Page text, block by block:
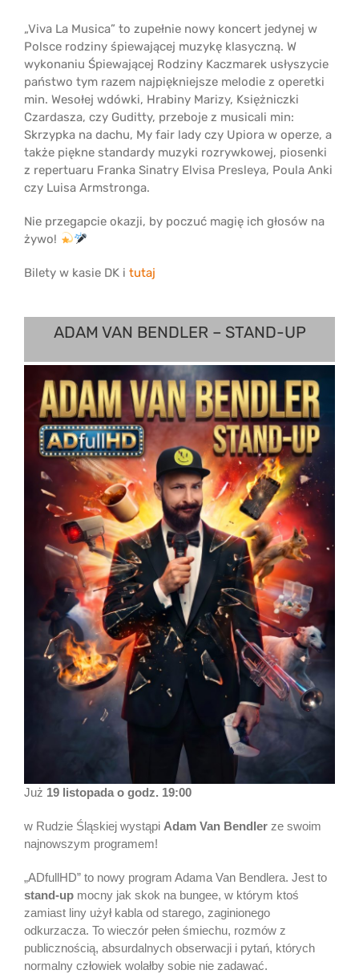
„Viva La Musica” to zupełnie nowy koncert jedynej w
Polsce rodziny śpiewającej muzykę klasyczną. W
wykonaniu Śpiewającej Rodziny Kaczmarek usłyszycie
państwo tym razem najpiękniejsze melodie z operetki
min. Wesołej wdówki, Hrabiny Marizy, Księżniczki
Czardasza, czy Guditty, przeboje z musicali min:
Skrzypka na dachu, My fair lady czy Upiora w operze, a
także piękne standardy muzyki rozrywkowej, piosenki
z repertuaru Franka Sinatry Elvisa Presleya, Poula Anki
czy Luisa Armstronga.
Nie przegapcie okazji, by poczuć magię ich głosów na
żywo!
Bilety w kasie DK i tutaj
ADAM VAN BENDLER – STAND-UP
Już 19 listopada o godz. 19:00
w Rudzie Śląskiej wystąpi Adam Van Bendlerze swoim
najnowszym programem!
„ADfullHD” to nowy program Adama Van Bendlera. Jest to
stand-upmocny jak skok na bungee, w którym ktoś
zamiast liny użył kabla od starego, zaginionego
odkurzacza. To wieczór pełen śmiechu, rozmów z
publicznością, absurdalnych obserwacji i pytań, których
normalny człowiek wolałby sobie nie zadawać.